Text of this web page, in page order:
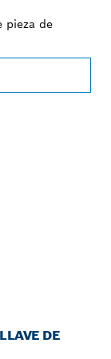
pieza de
DE